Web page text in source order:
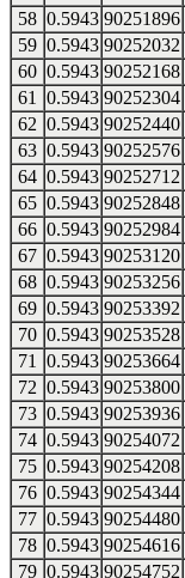
58 0.5943 90251896
59 0.5943 90252032
60 0.5943 90252168
61
0.5943 90252304
62 0.5943 90252440
63 0.5943 90252576
64 0.5943 90252712
65 0.5943 90252848
66 0.5943 90252984
67 0.5943 90253120
68 0.5943 90253256
69 0.5943 90253392
70 0.5943 90253528
71
0.5943 90253664
72 0.5943 90253800
73 0.5943 90253936
74 0.5943 90254072
75 0.5943 90254208
76 0.5943 90254344
77 0.5943 90254480
78 0.5943 90254616
79 0.5943 90254752